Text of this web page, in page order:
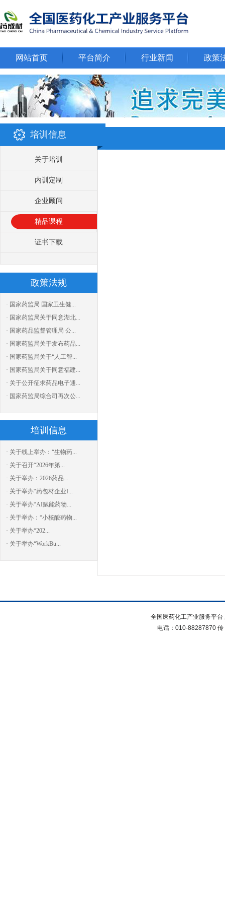
网站首页 平台简介 行业新闻 政策
培训信息
关于培训
内训定制
企业顾问
精品课程
证书下载
政策法规
· 国家药监局 国家卫生健...
· 国家药监局关于同意湖北...
· 国家药品监督管理局 公...
· 国家药监局关于发布药品...
· 国家药监局关于“人工智...
· 国家药监局关于同意福建...
· 关于公开征求药品电子通...
· 国家药监局综合司再次公...
培训信息
· 关于线上举办：“生物药...
· 关于召开“2026年第...
· 关于举办：2026药品...
· 关于举办“药包材企业I...
· 关于举办“AI赋能药物...
· 关于举办：“小核酸药物...
· 关于举办“202...
· 关于举办“WorkBu...
全国医药化工产业服务平
电话：010-88287870